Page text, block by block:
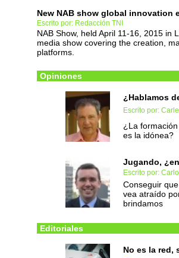
New NAB show global innovation
Escrito por: Redacción TNI
NAB Show, held April 11-16, 2015 in
media show covering the creation,
platforms.
Opiniones
¿Hablamos
Escrito por:
¿La
es la idónea?
Jugando,
Escrito por:
Conseguir
vea atraído
brindamos
Editoriales
No es la red,